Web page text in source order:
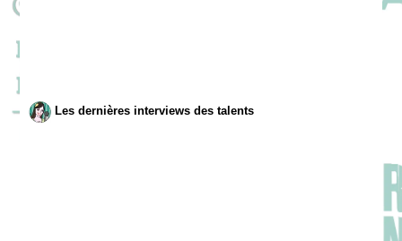
Les dernières interviews des talents